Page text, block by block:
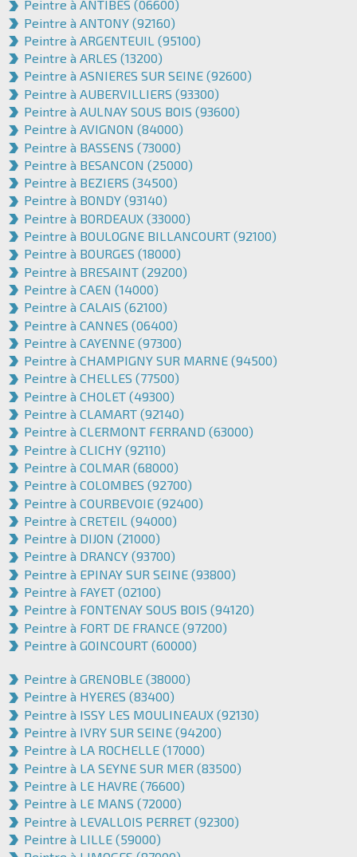
Peintre à ANTIBES (06600)
Peintre à ANTONY (92160)
Peintre à ARGENTEUIL (95100)
Peintre à ARLES (13200)
Peintre à ASNIERES SUR SEINE (92600)
Peintre à AUBERVILLIERS (93300)
Peintre à AULNAY SOUS BOIS (93600)
Peintre à AVIGNON (84000)
Peintre à BASSENS (73000)
Peintre à BESANCON (25000)
Peintre à BEZIERS (34500)
Peintre à BONDY (93140)
Peintre à BORDEAUX (33000)
Peintre à BOULOGNE BILLANCOURT (92100)
Peintre à BOURGES (18000)
Peintre à BRESAINT (29200)
Peintre à CAEN (14000)
Peintre à CALAIS (62100)
Peintre à CANNES (06400)
Peintre à CAYENNE (97300)
Peintre à CHAMPIGNY SUR MARNE (94500)
Peintre à CHELLES (77500)
Peintre à CHOLET (49300)
Peintre à CLAMART (92140)
Peintre à CLERMONT FERRAND (63000)
Peintre à CLICHY (92110)
Peintre à COLMAR (68000)
Peintre à COLOMBES (92700)
Peintre à COURBEVOIE (92400)
Peintre à CRETEIL (94000)
Peintre à DIJON (21000)
Peintre à DRANCY (93700)
Peintre à EPINAY SUR SEINE (93800)
Peintre à FAYET (02100)
Peintre à FONTENAY SOUS BOIS (94120)
Peintre à FORT DE FRANCE (97200)
Peintre à GOINCOURT (60000)
Peintre à GRENOBLE (38000)
Peintre à HYERES (83400)
Peintre à ISSY LES MOULINEAUX (92130)
Peintre à IVRY SUR SEINE (94200)
Peintre à LA ROCHELLE (17000)
Peintre à LA SEYNE SUR MER (83500)
Peintre à LE HAVRE (76600)
Peintre à LE MANS (72000)
Peintre à LEVALLOIS PERRET (92300)
Peintre à LILLE (59000)